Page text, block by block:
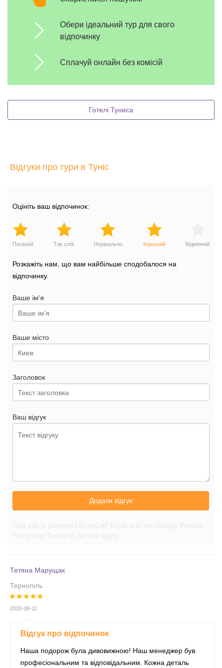
Обери ідеальний тур для свого
відпочинку
Сплачуй онлайн без комісій
Готелі Туниса
Відгуки про тури в Туніс
Оцініть ваш відпочинок:
Поганий Так собі Нормально Хороший Відмінний
Розкажіть нам, що вам найбільше сподобалося на
відпочинку.
Ваше ім'я
Ваше місто
Заголовок
Ваш відгук
Додати відгук
Тетяна Марущак
Тернопіль
2020-08-11
Відгук про відпочинок
Наша подорож була дивовижною! Наш менеджер був
професіональним та відповідальним. Кожна деталь